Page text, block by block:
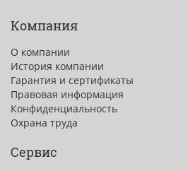
Компания
О компании
История компании
Гарантия и сертификаты
Правовая информация
Конфиденциальность
Охрана труда
Сервис